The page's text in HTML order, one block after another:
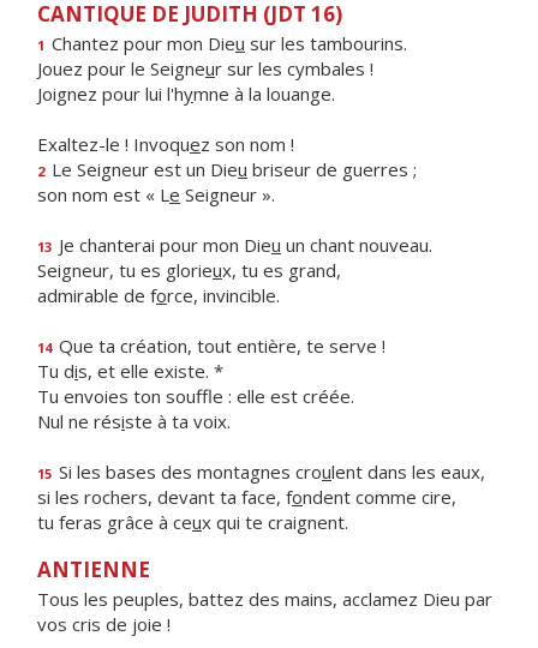
CANTIQUE DE JUDITH (JDT 16)
1 Chantez pour mon Dieu sur les tambourins.
Jouez pour le Seigneur sur les cymbales !
Joignez pour lui l'hymne à la louange.
Exaltez-le ! Invoquez son nom !
2 Le Seigneur est un Dieu briseur de guerres ;
son nom est « Le Seigneur ».
13 Je chanterai pour mon Dieu un chant nouveau.
Seigneur, tu es glorieux, tu es grand,
admirable de force, invincible.
14 Que ta création, tout entière, te serve !
Tu dis, et elle existe. *
Tu envoies ton souffle : elle est créée.
Nul ne résiste à ta voix.
15 Si les bases des montagnes croulent dans les eaux,
si les rochers, devant ta face, fondent comme cire,
tu feras grâce à ceux qui te craignent.
ANTIENNE
Tous les peuples, battez des mains, acclamez Dieu par
vos cris de joie !